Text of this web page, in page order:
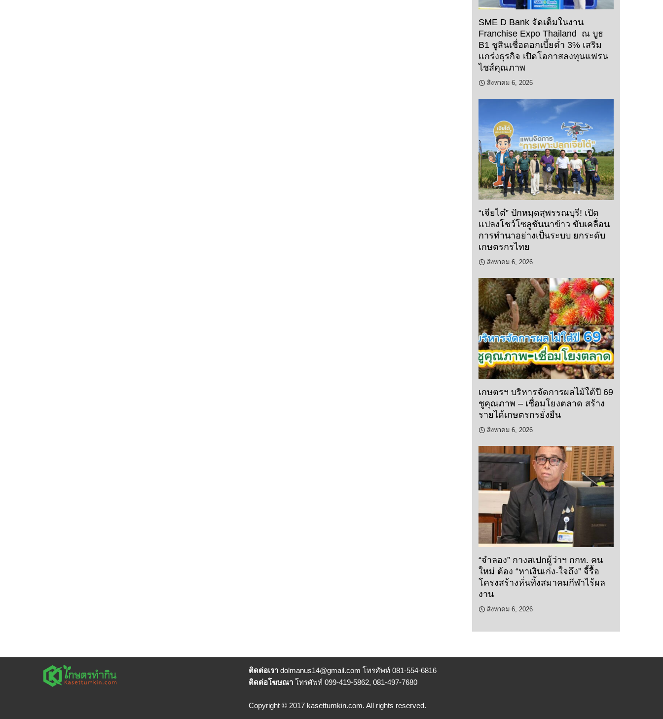
SME D Bank จัดเต็มในงาน
Franchise Expo Thailand ณ บูธ
B1 ชูสินเชื่อดอกเบี้ยต่ำ 3% เสริม
แกร่งธุรกิจ เปิดโอกาสลงทุนแฟรน
ไชส์คุณภาพ
สิงหาคม 6, 2026
“เจียไต๋” ปักหมุดสุพรรณบุรี! เปิด
แปลงโชว์โซลูชันนาข้าว ขับเคลื่อน
การทำนาอย่างเป็นระบบ ยกระดับ
เกษตรกรไทย
สิงหาคม 6, 2026
เกษตรฯ บริหารจัดการผลไม้ใต้ปี 69
ชูคุณภาพ – เชื่อมโยงตลาด สร้าง
รายได้เกษตรกรยั่งยืน
สิงหาคม 6, 2026
“จำลอง” กางสเปกผู้ว่าฯ กกท. คน
ใหม่ ต้อง “หาเงินเก่ง-ใจถึง” จี้รื้อ
โครงสร้างหั่นทิ้งสมาคมกีฬาไร้ผล
งาน
สิงหาคม 6, 2026
ติดต่อเรา dolmanus14@gmail.com โทรศัพท์ 081-554-6816
ติดต่อโฆษณา โทรศัพท์ 099-419-5862, 081-497-7680
Copyright © 2017 kasettumkin.com. All rights reserved.